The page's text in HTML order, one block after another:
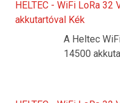
HELTEC - WiFi LoRa
akkutartóval Kék
A Heltec
14500